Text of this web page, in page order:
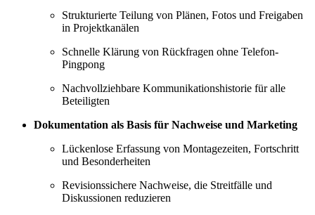
Strukturierte Teilung von Plänen, Fotos und Freigaben
in Projektkanälen
Schnelle Klärung von Rückfragen ohne Telefon-
Pingpong
Nachvollziehbare Kommunikationshistorie für alle
Beteiligten
Dokumentation als Basis für Nachweise und Marketing
Lückenlose Erfassung von Montagezeiten, Fortschritt
und Besonderheiten
Revisionssichere Nachweise, die Streitfälle und
Diskussionen reduzieren